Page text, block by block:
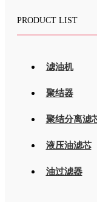
PRODUCT LIST
滤油机
聚结器
聚结分离滤
液压油滤芯
油过滤器